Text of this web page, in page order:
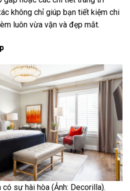
không chỉ giúp bạn tiết kiệm chi
luôn vừa vặn và đẹp mắt.
sự hài hòa (Ảnh: Decorilla).